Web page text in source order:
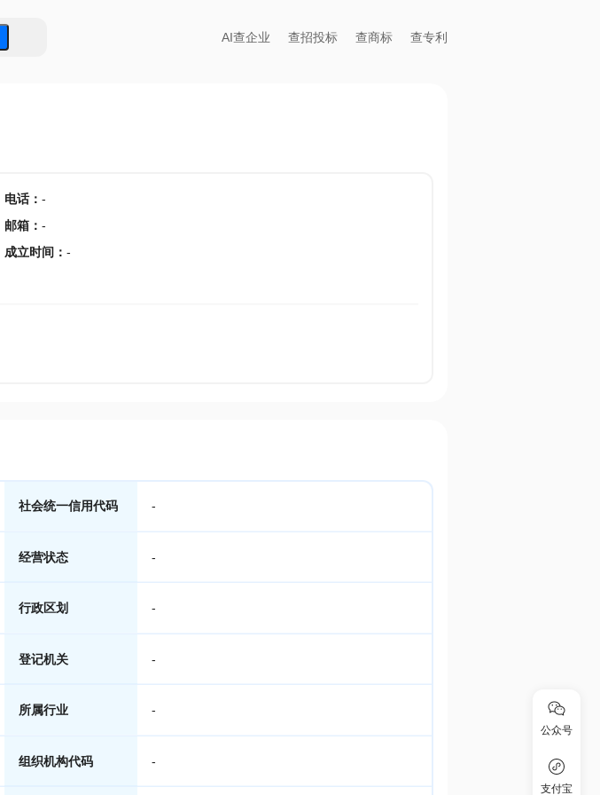
AI查企业 查招投标 查商标 查专利
电话： -
邮箱 ： -
成立时间 ： -
社会统一信用代码 -
经营状态 -
行政区划 -
登记机关 -
所属行业 -
组织机构代码 -
公众号
支付宝